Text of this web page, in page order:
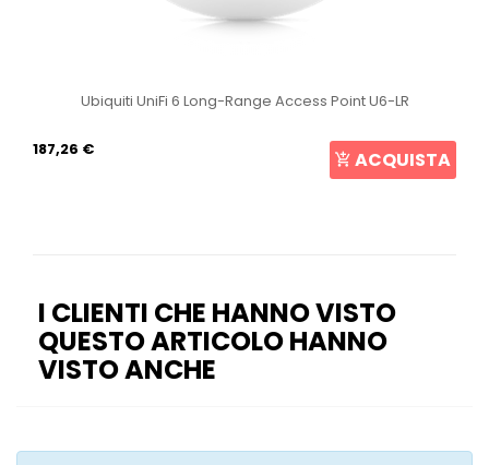
Ubiquiti UniFi 6 Long-Range Access Point U6-LR
187,26 € ACQUISTA
I CLIENTI CHE HANNO VISTO
QUESTO ARTICOLO HANNO
VISTO ANCHE